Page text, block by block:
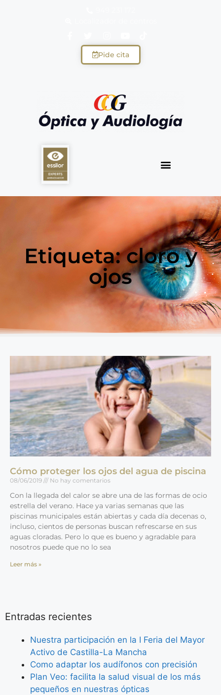
Pide cita
Etiqueta: cloro y
ojos
Cómo proteger los ojos del agua de piscina
08/06/2019 No hay comentarios
Con la llegada del calor se abre una de las formas de ocio
estrella del verano. Hace ya varias semanas que las
piscinas municipales están abiertas y cada día decenas o,
incluso, cientos de personas buscan refrescarse en sus
aguas cloradas. Pero lo que es bueno y agradable para
nosotros puede que no lo sea
Leer más »
Entradas recientes
Nuestra participación en la I Feria del Mayor
Activo de Castilla-La Mancha
Como adaptar los audífonos con precisión
Plan Veo: facilita la salud visual de los más
pequeños en nuestras ópticas